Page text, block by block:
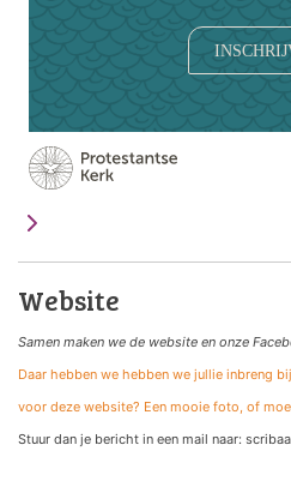
Website
Samen maken we de website en onze
Daar hebben we hebben we jullie inbreng
voor deze website? Een mooie foto, of
Stuur dan je bericht in een mail naar: